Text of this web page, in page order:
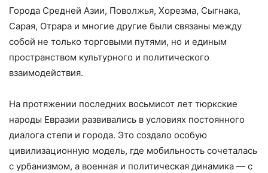
Города Средней Азии, Поволжья, Хорезма, Сыгнака,
Сарая, Отрара и многие другие были связаны между
собой не только торговыми путями, но и единым
пространством культурного и политического
взаимодействия.
На протяжении последних восьмисот лет тюркские
народы Евразии развивались в условиях постоянного
диалога степи и города. Это создало особую
цивилизационную модель, где мобильность сочеталась
с урбанизмом, а военная и политическая динамика — с